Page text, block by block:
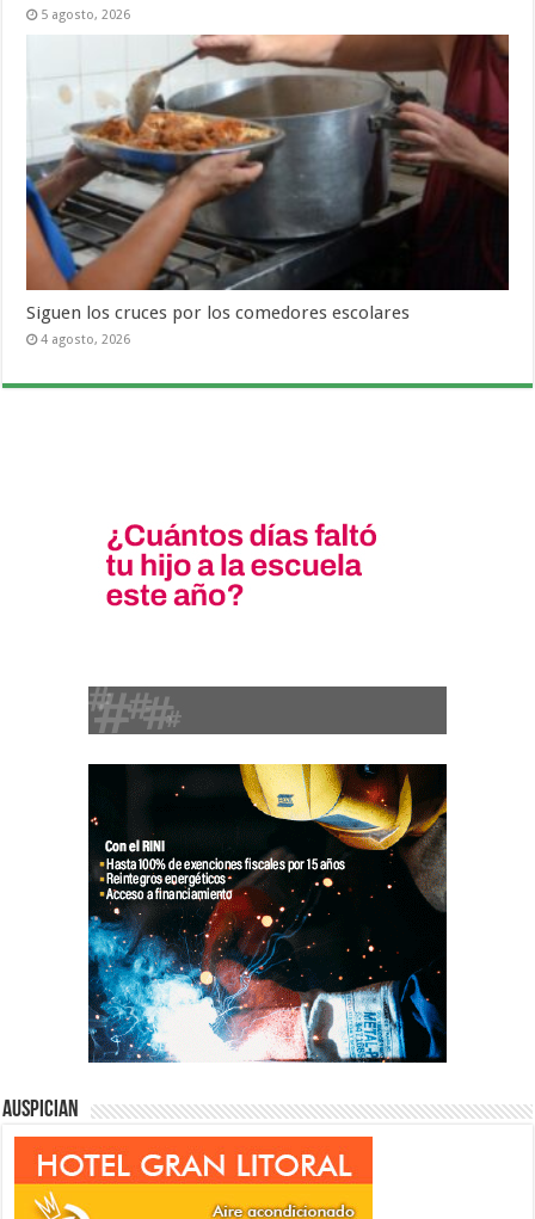
5 agosto, 2026
Siguen los cruces por los comedores escolares
4 agosto, 2026
Auspician